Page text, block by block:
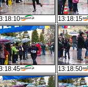
13:18:15
13:18:50